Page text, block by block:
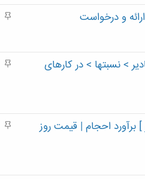
م
و درخواست
م
> نسبتها > در کارهای
م
برآورد احجام | قیمت روز